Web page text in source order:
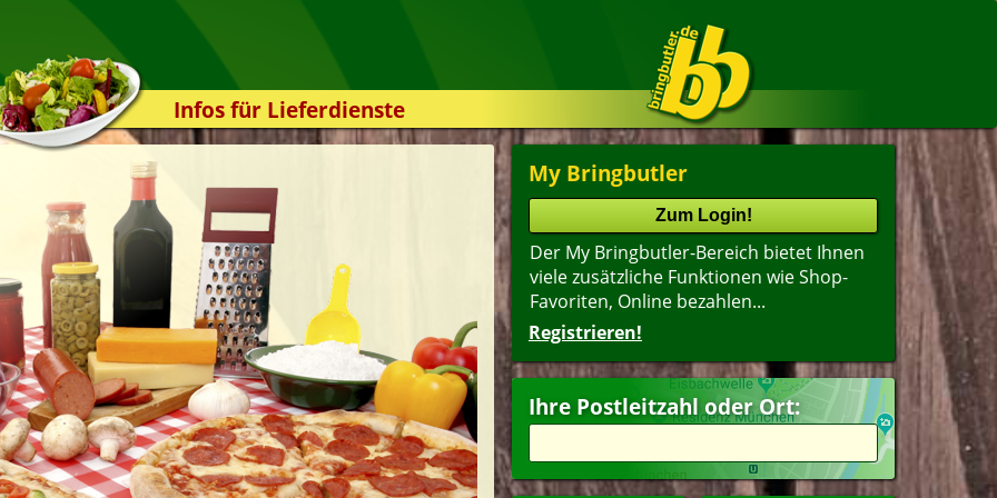
Infos für Lieferdienste
Kassensystem
Zuverlässigkeit
Sicherheit
Der Online-Shop
Das Bestellsystem
Der Bestellvorgang
Übertragung
Testshop
Styles
Kontakt
My Bringbutler
Der My Bringbutler-Bereich bietet Ihnen
viele zusätzliche Funktionen wie Shop-
Favoriten, Online bezahlen...
Registrieren!
Ihre Postleitzahl oder Ort: